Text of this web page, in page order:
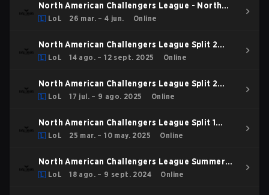
North American Challengers League - North
American Challengers League Spring 2026
LoL 26 mar. – 4 jun. Online
North American Challengers League Split 2
2025 Playoffs
LoL 14 ago. – 12 sept. 2025 Online
North American Challengers League Split 2
2025 Regular Season
LoL 17 jul. – 9 ago. 2025 Online
North American Challengers League Split 1
2025 Group Stage
LoL 25 mar. – 10 may. 2025 Online
North American Challengers League Summer
2024 Playoffs
LoL 18 ago. – 9 sept. 2024 Online